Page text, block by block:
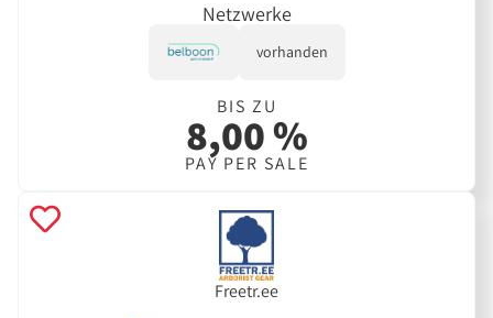
Netzwerke
vorhanden
BIS ZU
8,00 %
PAY PER SALE
Freetr.ee